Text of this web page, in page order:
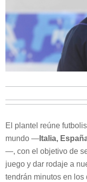
El plantel reúne
mundo —Italia,
—, con el objetivo de
juego y dar rodaje a
tendrán minutos en los